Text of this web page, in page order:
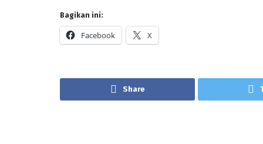
Bagikan ini:
Facebook X
Share